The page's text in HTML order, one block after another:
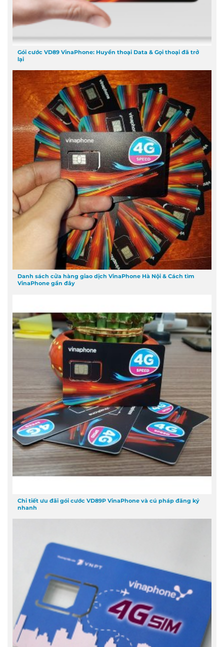
Gói cước VD89 VinaPhone: Huyền thoại Data & Gọi thoại đã trở
lại
Danh sách cửa hàng giao dịch VinaPhone Hà Nội & Cách tìm
VinaPhone gần đây
Chi tiết ưu đãi gói cước VD89P VinaPhone và cú pháp đăng ký
nhanh